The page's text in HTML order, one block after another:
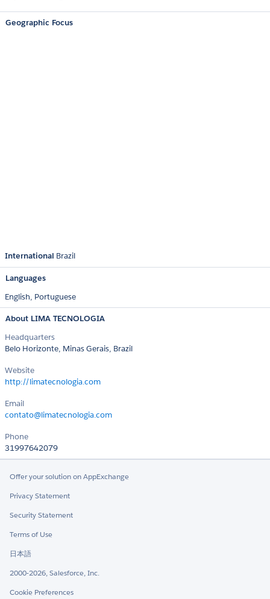
Geographic Focus
International Brazil
Languages
English, Portuguese
About LIMA TECNOLOGIA
Headquarters
Belo Horizonte, Minas Gerais, Brazil
Website
http://limatecnologia.com
Email
contato@limatecnologia.com
Phone
31997642079
Offer your solution on AppExchange
Privacy Statement
Security Statement
Terms of Use
日本語
2000-2026, Salesforce, Inc.
Cookie Preferences